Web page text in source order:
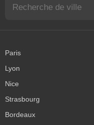
Paris
Lyon
Nice
Strasbourg
Bordeaux